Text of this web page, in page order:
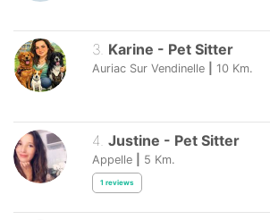
3. Karine - Pet Sitter
Auriac Sur Vendinelle 10 Km.
4 Justine - Pet Sitter
Appelle 5 Km.
1 reviews